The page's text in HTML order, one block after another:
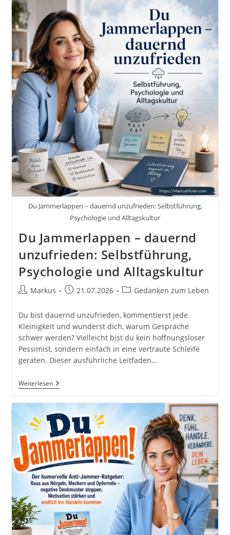
Du
Ins
Handeln
Kommst
Und
Dauerhaft
Weniger
Negativ
Denkst
Du Jammerlappen – dauernd unzufrieden: Selbstführung,
Psychologie und Alltagskultur
Du Jammerlappen – dauernd
unzufrieden: Selbstführung,
Psychologie und Alltagskultur
Beitrags-
Markus
Beitrag21.07.2026
Beitrags-
Gedanken zum Leben
Du bist dauernd unzufrieden, kommentierst jede
Kleinigkeit und wunderst dich, warum Gespräche
schwer werden? Vielleicht bist du kein hoffnungsloser
Pessimist, sondern einfach in eine vertraute Schleife
geraten. Dieser ausführliche Leitfaden…
WeiterlesenDu
Jammerlappen
Dauernd
Unzufrieden:
Selbstführung,
Psychologie
Und
Alltagskultur